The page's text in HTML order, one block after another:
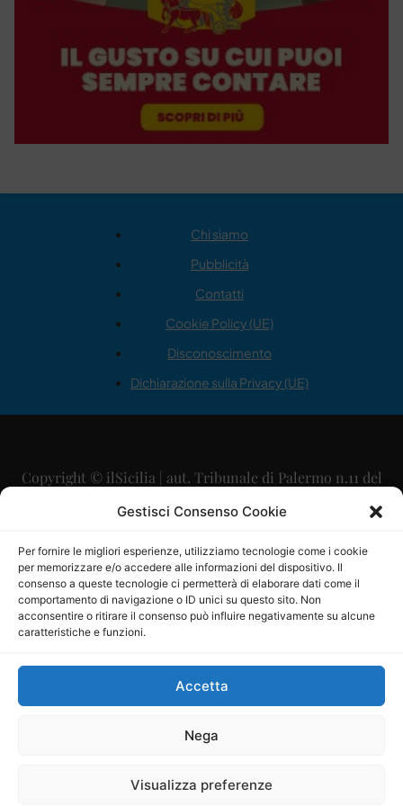
Gestisci Consenso Cookie
Per fornire le migliori esperienze, utilizziamo tecnologie come i cookie
per memorizzare e/o accedere alle informazioni del dispositivo. Il
consenso a queste tecnologie ci permetterà di elaborare dati come il
comportamento di navigazione o ID unici su questo sito. Non
acconsentire o ritirare il consenso può influire negativamente su alcune
caratteristiche e funzioni.
Accetta
Nega
Visualizza preferenze
Chi siamo
Pubblicità
Contatti
Cookie Policy (UE)
Disconoscimento
Dichiarazione sulla Privacy (UE)
Copyright © ilSicilia | aut. Tribunale di Palermo n.11 del
29/09/2015
Direttore Editoriale: Maurizio Scaglione
Direttore Responsabile: Maria Calabrese
P.IVA: 06334930820
Mercurio Comunicazione Società Cooperativa a r.l. è
iscritta al Registro degli Operatori di Comunicazione al
Sito gestito daLa Digitale srl–info@ladigitale.it